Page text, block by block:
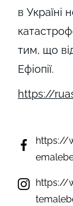
в Україні
тим, що
Ефіопії.
https://
https://
https://